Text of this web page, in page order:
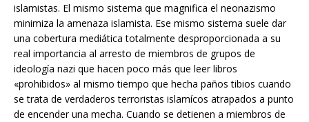
islamistas. El mismo sistema que magnifica el neonazismo
minimiza la amenaza islamista. Ese mismo sistema suele dar
una cobertura mediática totalmente desproporcionada a su
real importancia al arresto de miembros de grupos de
ideología nazi que hacen poco más que leer libros
«prohibidos» al mismo tiempo que hecha paños tibios cuando
se trata de verdaderos terroristas islamícos atrapados a punto
de encender una mecha. Cuando se detienen a miembros de